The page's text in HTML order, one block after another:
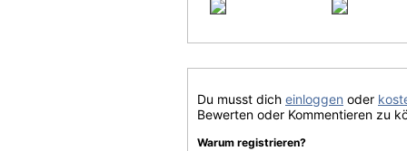
Du musst dich einloggen oder
Bewerten oder Kommentieren zu
Warum registrieren?